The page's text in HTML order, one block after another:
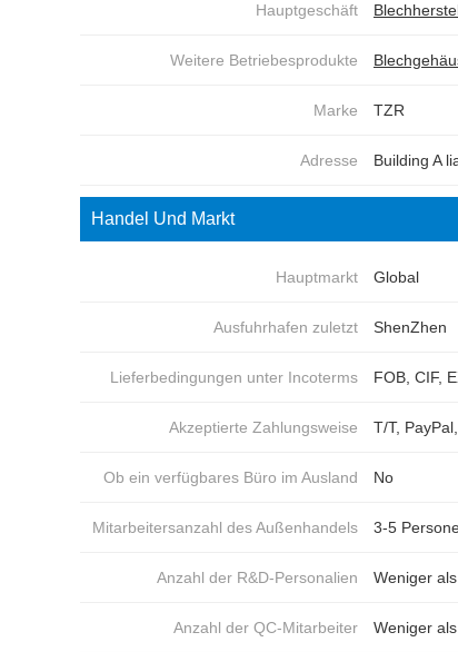
Hauptgeschäft
Weitere Betriebesprodukte
Marke TZR
Adresse Building A
Handel Und Markt
Hauptmarkt Global
Ausfuhrhafen zuletzt ShenZhen
Lieferbedingungen unter Incoterms FOB, CIF,
Akzeptierte Zahlungsweise T/T,
Ob ein verfügbares Büro im Ausland No
Mitarbeitersanzahl des Außenhandels 3-5
Anzahl der R&D-Personalien Weniger
Anzahl der QC-Mitarbeiter Weniger